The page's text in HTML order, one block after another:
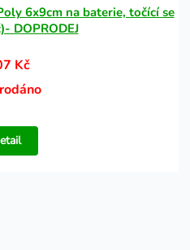
6x9cm na baterie, točící se
DOPRODEJ
Kč